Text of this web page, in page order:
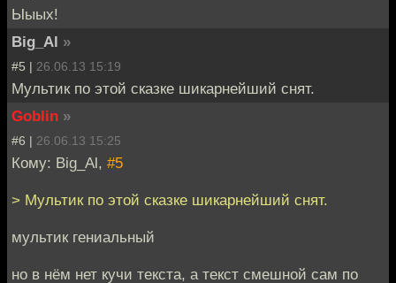
Ыыых!
Big_Al »
#5 | 26.06.13 15:19
Мультик по этой сказке шикарнейший снят.
Goblin »
#6 | 26.06.13 15:25
Кому: Big_Al, #5
> Мультик по этой сказке шикарнейший снят.
мультик гениальный
но в нём нет кучи текста, а текст смешной сам по